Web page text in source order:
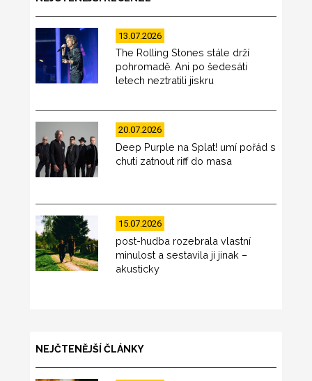
13.07.2026
The Rolling Stones stále drží
pohromadě. Ani po šedesáti
letech neztratili jiskru
20.07.2026
Deep Purple na Splat! umí pořád s
chutí zatnout riff do masa
15.07.2026
post-hudba rozebrala vlastní
minulost a sestavila ji jinak –
akusticky
NEJČTENĚJŠÍ ČLÁNKY